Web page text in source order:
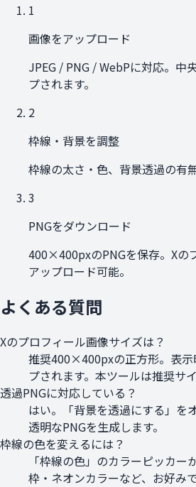
1
画像をアップロード
JPEG / PNG / WebPに対応。中
プされます。
2
枠線・背景を調整
枠線の太さ・色、背景透過の有
3
PNGをダウンロード
400×400pxのPNGを保存。Xの
アップロード可能。
よくある質問
Xのプロフィール画像サイズは？
推奨400×400pxの正方形。表示
プされます。本ツールは推奨サ
透過PNGに対応している？
はい。「背景を透過にする」を
透明なPNGを生成します。
枠線の色を変えるには？
「枠線の色」のカラーピッカー
枠・ネオンカラーなど、お好み